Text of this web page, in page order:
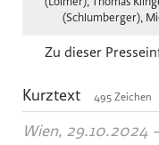
TVB Ferienregion Fügen-
TYROLIT
Zukunftsbüro ZTB
(f)acts p8 digital
(Loimer), Thomas
(Schlumberger),
Zu dieser
Kurztext 495 Zeichen
Wien, 29.10.2024